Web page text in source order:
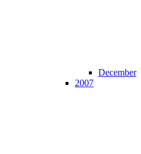
December
2007